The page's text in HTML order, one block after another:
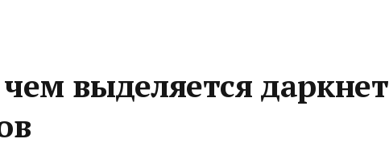
выделяется даркнет